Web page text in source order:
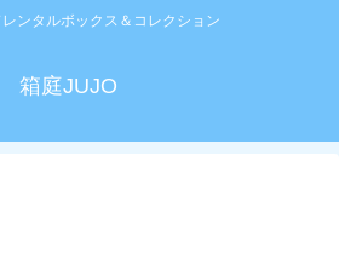
ンタルボックス＆コレクション
箱庭JUJO